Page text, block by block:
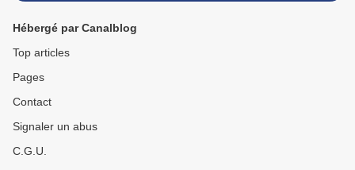
Hébergé par Canalblog
Top articles
Pages
Contact
Signaler un abus
C.G.U.